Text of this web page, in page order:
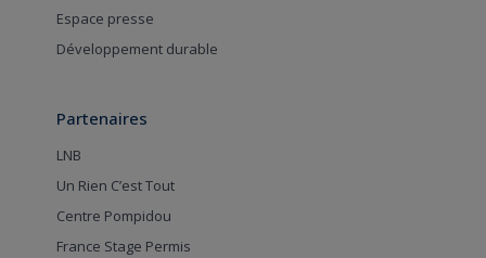
Espace presse
Développement durable
Partenaires
LNB
Un Rien C’est Tout
Centre Pompidou
France Stage Permis